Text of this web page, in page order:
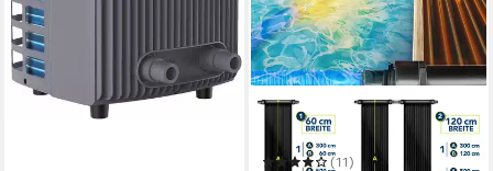
TILLVEX
Pool-Wärmepumpe
(11)